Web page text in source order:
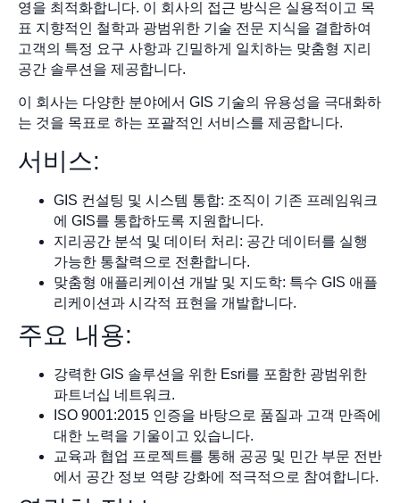
영을 최적화합니다. 이 회사의 접근 방식은 실용적이고 목
표 지향적인 철학과 광범위한 기술 전문 지식을 결합하여
고객의 특정 요구 사항과 긴밀하게 일치하는 맞춤형 지리
공간 솔루션을 제공합니다.
이 회사는 다양한 분야에서 GIS 기술의 유용성을 극대화하
는 것을 목표로 하는 포괄적인 서비스를 제공합니다.
서비스:
GIS 컨설팅 및 시스템 통합: 조직이 기존 프레임워크
에 GIS를 통합하도록 지원합니다.
지리공간 분석 및 데이터 처리: 공간 데이터를 실행
가능한 통찰력으로 전환합니다.
맞춤형 애플리케이션 개발 및 지도학: 특수 GIS 애플
리케이션과 시각적 표현을 개발합니다.
주요 내용:
강력한 GIS 솔루션을 위한 Esri를 포함한 광범위한
파트너십 네트워크.
ISO 9001:2015 인증을 바탕으로 품질과 고객 만족에
대한 노력을 기울이고 있습니다.
교육과 협업 프로젝트를 통해 공공 및 민간 부문 전반
에서 공간 정보 역량 강화에 적극적으로 참여합니다.